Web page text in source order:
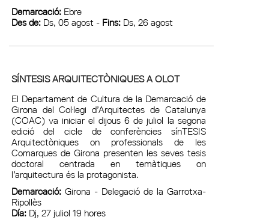
Demarcació: Ebre
Des de: Ds, 05 agost - Fins:Ds, 26 agost
SÍNTESIS ARQUITECTÒNIQUES A OLOT
El Departament de Cultura de la Demarcació de
Girona del Col·legi d’Arquitectes de Catalunya
(COAC) va iniciar el dijous 6 de juliol la segona
edició del cicle de conferències sínTESIS
Arquitectòniques on professionals de les
Comarques de Girona presenten les seves tesis
doctoral centrada en temàtiques on
l’arquitectura és la protagonista.
Demarcació: Girona - Delegació de la Garrotxa-
Ripollès
Día: Dj, 27 juliol 19 hores